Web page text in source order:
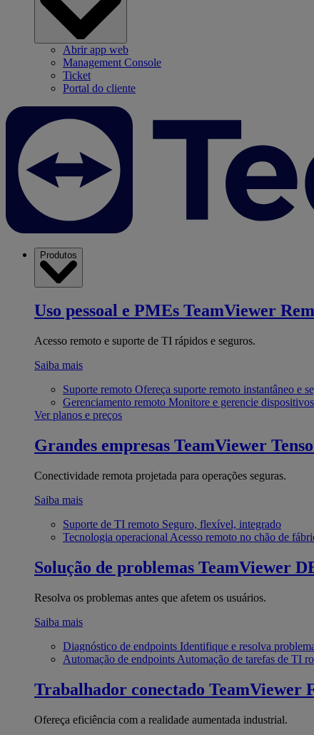
Abrir app web
Management Console
Ticket
Portal do cliente
Produtos
Uso pessoal e PMEs TeamViewer
Acesso remoto e suporte de TI rápidos e seguros.
Saiba mais
Suporte remoto Ofereça suporte remoto instantâneo e
Gerenciamento remoto Monitore e gerencie dispositivos
Ver planos e preços
Grandes empresas TeamViewer
Conectividade remota projetada para operações seguras.
Saiba mais
Suporte de TI remoto Seguro, flexível, integrado
Tecnologia operacional Acesso remoto no chão de
Solução de problemas TeamViewer
Resolva os problemas antes que afetem os usuários.
Saiba mais
Diagnóstico de endpoints Identifique e resolva
Automação de endpoints Automação de tarefas de TI
Trabalhador conectado TeamViewer
Ofereça eficiência com a realidade aumentada industrial.